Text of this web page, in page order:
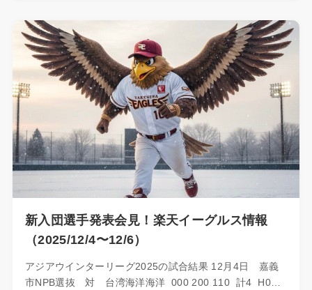
新入団選手発表会見！楽天イーグルス情報
（2025/12/4〜12/6）
アジアウインターリーグ2025の試合結果 12月4日 嘉義
市NPB選抜 対 台湾海洋海洋 000 200 110 計4 H0…